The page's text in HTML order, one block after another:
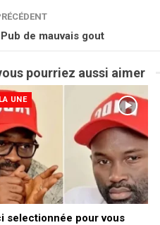
de mauvais gout
pourriez aussi aimer
UNE
selectionnée pour vous